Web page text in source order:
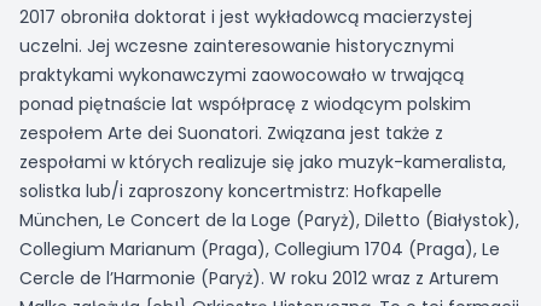
2017 obroniła doktorat i jest wykładowcą macierzystej
uczelni. Jej wczesne zainteresowanie historycznymi
praktykami wykonawczymi zaowocowało w trwającą
ponad piętnaście lat współpracę z wiodącym polskim
zespołem Arte dei Suonatori. Związana jest także z
zespołami w których realizuje się jako muzyk-kameralista,
solistka lub/i zaproszony koncertmistrz: Hofkapelle
München, Le Concert de la Loge (Paryż), Diletto (Białystok),
Collegium Marianum (Praga), Collegium 1704 (Praga), Le
Cercle de l’Harmonie (Paryż). W roku 2012 wraz z Arturem